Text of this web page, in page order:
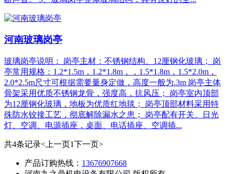
河南玻璃岗亭
玻璃岗亭说明： 岗亭主材：不锈钢结构、12厘钢化玻璃； 岗
亭常用规格：1.2*1.5m，1.2*1.8m，，1.5*1.8m，1.5*2.0m，
2.0*2.5m尺寸可根据需要量身定做，高度一般为.3m 岗亭主体
骨架采用优质不锈钢龙骨，强度高，抗风压； 岗亭室内顶部
为12厘钢化玻璃，地板为优质红地毯； 岗亭顶部材料采用特
殊防水铰接工艺，彻底解除漏水之患； 岗亭配有开关、日光
灯、空调、电源插座，桌面、电话插座、空调插...
共4条记录<上一页1下一页>
产品订购热线： 13676907668